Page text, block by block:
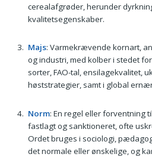
cerealafgrøder, herunder
kvalitetsegenskaber.
Majs: Varmekrævende kornart,
og industri, med kolber i stedet
sorter, FAO-tal, ensilagekvalitet,
høststrategier, samt i global
Norm: En regel eller forventning
fastlagt og sanktioneret, ofte
Ordet bruges i sociologi,
det normale eller ønskelige, og